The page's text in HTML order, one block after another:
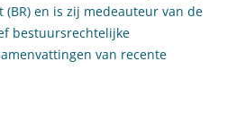
en is zij medeauteur van de
bestuursrechtelijke
van recente